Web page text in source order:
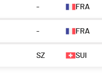
- FRA
- FRA
SZ SUI